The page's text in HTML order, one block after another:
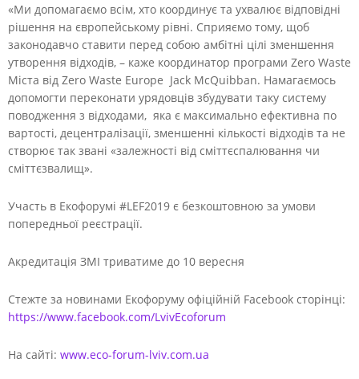
«Ми допомагаємо всім, хто координує та ухвалює відповідні
рішення на європейському рівні. Сприяємо тому, щоб
законодавчо ставити перед собою амбітні цілі зменшення
утворення відходів, – каже координатор програми Zero Waste
Міста від Zero Waste Europe Jack McQuibban. Намагаємось
допомогти переконати урядовців збудувати таку систему
поводження з відходами, яка є максимально ефективна по
вартості, децентралізації, зменшенні кількості відходів та не
створює так звані «залежності від сміттєспалювання чи
сміттєзвалищ».
Участь в Екофорумі #LEF2019 є безкоштовною за умови
попередньої реєстрації.
Акредитація ЗМІ триватиме до 10 вересня
Стежте за новинами Екофоруму офіційній Facebook сторінці:
https://www.facebook.com/LvivEcoforum
На сайті: www.eco-forum-lviv.com.ua